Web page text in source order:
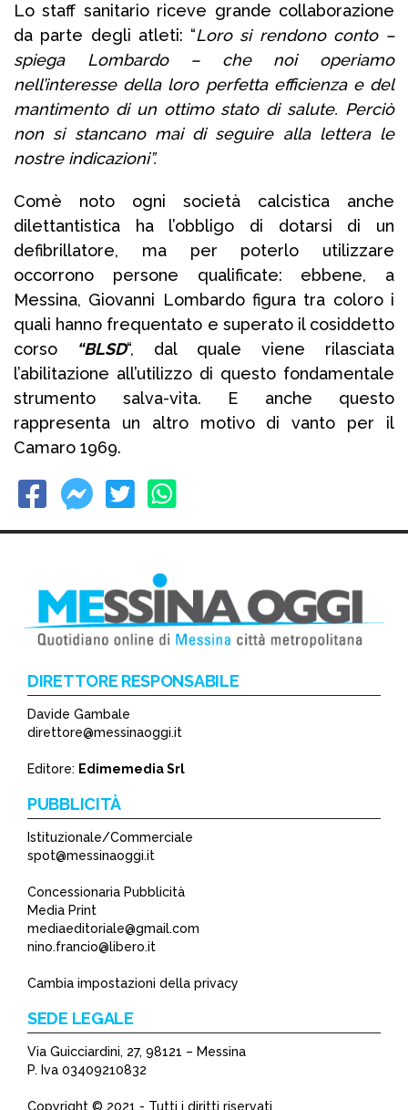
Lo staff sanitario riceve grande collaborazione
da parte degli atleti: “Loro si rendono conto –
spiega Lombardo – che noi operiamo
nell’interesse della loro perfetta efficienza e del
mantimento di un ottimo stato di salute. Perciò
non si stancano mai di seguire alla lettera le
nostre indicazioni”.
Comè noto ogni società calcistica anche
dilettantistica ha l’obbligo di dotarsi di un
defibrillatore, ma per poterlo utilizzare
occorrono persone qualificate: ebbene, a
Messina, Giovanni Lombardo figura tra coloro i
quali hanno frequentato e superato il cosiddetto
corso “BLSD“, dal quale viene rilasciata
l’abilitazione all’utilizzo di questo fondamentale
strumento salva-vita. E anche questo
rappresenta un altro motivo di vanto per il
Camaro 1969.
DIRETTORE RESPONSABILE
Davide Gambale
direttore@messinaoggi.it
Editore: Edimemedia Srl
PUBBLICITÀ
Istituzionale/Commerciale
spot@messinaoggi.it
Concessionaria Pubblicità
Media Print
mediaeditoriale@gmail.com
nino.francio@libero.it
Cambia impostazioni della privacy
SEDE LEGALE
Via Guicciardini, 27, 98121 – Messina
P. Iva 03409210832
Copyright © 2021 - Tutti i diritti riservati